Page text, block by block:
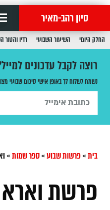
סיון רהב-מאיר
החלק היומי השיעור השבועי רדיו והטור
רוצה לקבל עדכונים
נשמח לשלוח לך באופן אישי סיכום שבועי
בית»פרשות שבוע»ספר שמות»
פרשת וארא